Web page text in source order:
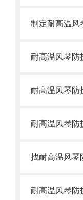
耐高温风琴防
耐高温风琴防
耐高温风琴防
找耐高温风琴
耐高温风琴防